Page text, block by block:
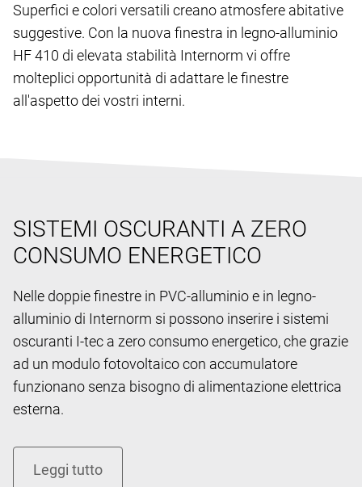
Superfici e colori versatili creano atmosfere abitative
suggestive. Con la nuova finestra in legno-alluminio
HF 410 di elevata stabilità Internorm vi offre
molteplici opportunità di adattare le finestre
all'aspetto dei vostri interni.
SISTEMI OSCURANTI A ZERO
CONSUMO ENERGETICO
Nelle doppie finestre in PVC-alluminio e in legno-
alluminio di Internorm si possono inserire i sistemi
oscuranti I-tec a zero consumo energetico, che grazie
ad un modulo fotovoltaico con accumulatore
funzionano senza bisogno di alimentazione elettrica
esterna.